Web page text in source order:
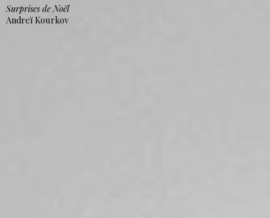
Surprises de Noël
Andreï Kourkov